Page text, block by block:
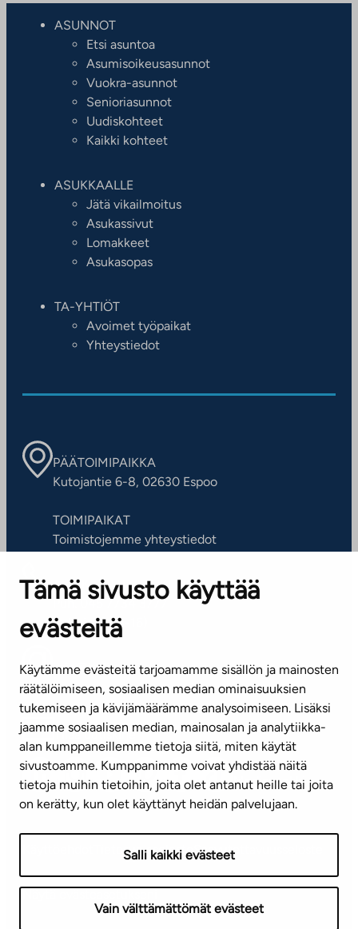
Tämä sivusto käyttää
evästeitä
Käytämme evästeitä tarjoamamme sisällön ja mainosten
räätälöimiseen, sosiaalisen median ominaisuuksien
tukemiseen ja kävijämäärämme analysoimiseen. Lisäksi
jaamme sosiaalisen median, mainosalan ja analytiikka-
alan kumppaneillemme tietoja siitä, miten käytät
sivustoamme. Kumppanimme voivat yhdistää näitä
tietoja muihin tietoihin, joita olet antanut heille tai joita
on kerätty, kun olet käyttänyt heidän palvelujaan.
Salli kaikki evästeet
Vain välttämättömät evästeet
ASUNNOT
Etsi asuntoa
Asumisoikeusasunnot
Vuokra-asunnot
Senioriasunnot
Uudiskohteet
Kaikki kohteet
ASUKKAALLE
Jätä vikailmoitus
Asukassivut
Lomakkeet
Asukasopas
TA-YHTIÖT
Avoimet työpaikat
Yhteystiedot
PÄÄTOIMIPAIKKA
Kutojantie 6-8, 02630 Espoo
TOIMIPAIKAT
Toimistojemme yhteystiedot
ASIAKASPALVELUKESKUS
Puh. 045 7734 3777
(arkisin klo 8-16)
info@ta.fi
Tilaa uutiskirje
Mediapankki
TietosuojaselosteSaavutettavuusseloste